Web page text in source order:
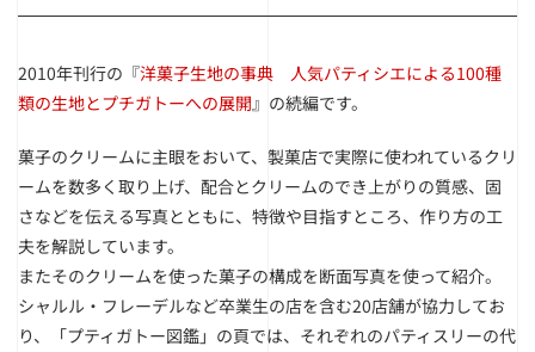
2010年刊行の『洋菓子生地の事典 人気パティシエによる100種
類の生地とプチガトーへの展開』の続編です。
菓子のクリームに主眼をおいて、製菓店で実際に使われているクリ
ームを数多く取り上げ、配合とクリームのでき上がりの質感、固
さなどを伝える写真とともに、特徴や目指すところ、作り方の工
夫を解説しています。
またそのクリームを使った菓子の構成を断面写真を使って紹介。
シャルル・フレーデルなど卒業生の店を含む20店舗が協力してお
り、「プティガトー図鑑」の頁では、それぞれのパティスリーの代